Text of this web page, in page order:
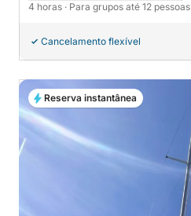
4 horas · Para grupos até 12 pessoas
Cancelamento flexível
Reserva instantânea